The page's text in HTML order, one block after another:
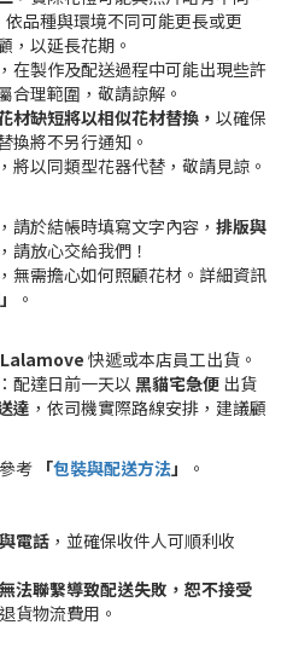
依品種與環境不同可能更長或更
，以延長花期。
，在製作及配送過程中可能出現些許
合理範圍，敬請諒解。
材缺短將以相似花材替換， 以確保
換將不另行通知。
將以同類型花器代替，敬請見諒。
，請於結帳時填寫文字內容， 排版與
，請放心交給我們！
，無需擔心如何照顧花材。詳細資訊
」
。
Lalamove 快遞或本店員工出貨。
：配達日前一天以 黑貓宅急便 出貨
達 ，依司機實際路線安排，建議顧
考 「包裝與配送方法」
。
電話 ，並確保收件人可順利收
法聯繫導致配送失敗，恕不接受
貨物流費用。